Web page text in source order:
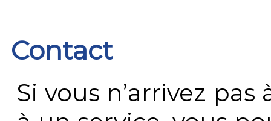
Contact
Si vous n’arrivez